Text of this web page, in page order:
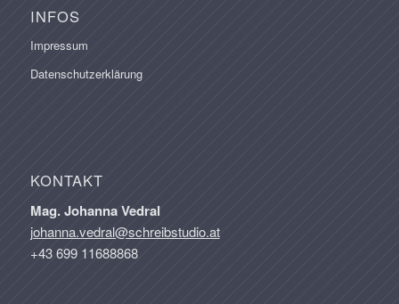
INFOS
Impressum
Datenschutzerklärung
KONTAKT
Mag. Johanna Vedral
johanna.vedral@schreibstudio.at
+43 699 11688868